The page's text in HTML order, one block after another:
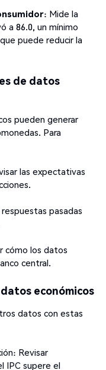
: Mide la
a 86.0, un mínimo
puede reducir la
de datos
pueden generar
Para
las expectativas
pasadas
cómo los datos
central.
económicos
datos con estas
Revisar
IPC supere el